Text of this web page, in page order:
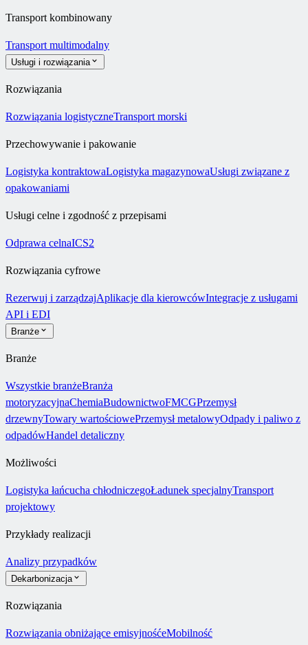
Transport kombinowany
Transport multimodalny
Usługi i rozwiązania
Rozwiązania
Rozwiązania logistyczneTransport morski
Przechowywanie i pakowanie
Logistyka kontraktowaLogistyka magazynowaUsługi związane z
opakowaniami
Usługi celne i zgodność z przepisami
Odprawa celnaICS2
Rozwiązania cyfrowe
Rezerwuj i zarządzajAplikacje dla kierowcówIntegracje z usługami
API i EDI
Branże
Branże
Wszystkie branżeBranża
motoryzacyjnaChemiaBudownictwoFMCGPrzemysł
drzewnyTowary wartościowePrzemysł metalowyOdpady i paliwo z
odpadówHandel detaliczny
Możliwości
Logistyka łańcucha chłodniczegoŁadunek specjalnyTransport
projektowy
Przykłady realizacji
Analizy przypadków
Dekarbonizacja
Rozwiązania
Rozwiązania obniżające emisyjnośćeMobilność